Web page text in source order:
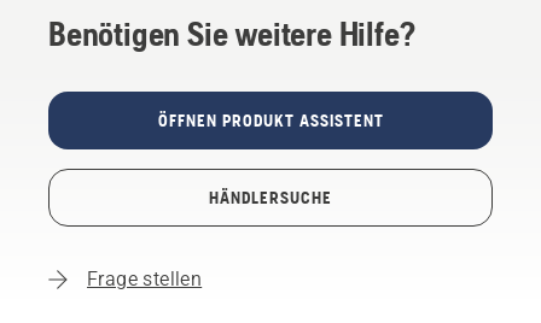
Benötigen Sie weitere Hilfe?
ÖFFNEN PRODUKT ASSISTENT
HÄNDLERSUCHE
Frage stellen